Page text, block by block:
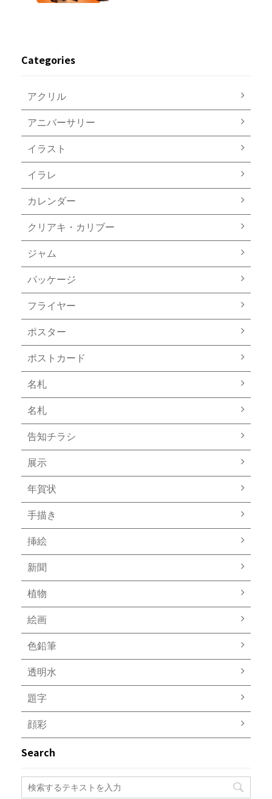
Categories
アクリル
アニバーサリー
イラスト
イラレ
カレンダー
クリアキ・カリブー
ジャム
パッケージ
フライヤー
ポスター
ポストカード
名札
名札
告知チラシ
展示
年賀状
手描き
挿絵
新聞
植物
絵画
色鉛筆
透明水
題字
顔彩
Search